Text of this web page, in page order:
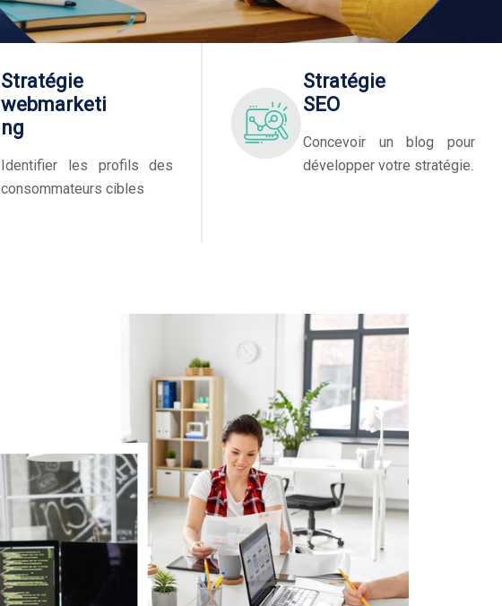
Stratégie
webmarketi
ng
Identifier les profils des
consommateurs cibles
Stratégie
SEO
Concevoir un blog pour
développer votre stratégie.